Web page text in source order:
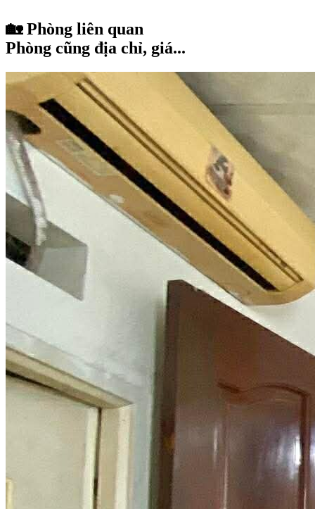
🏡 Phòng liên quan
Phòng cũng địa chỉ, giá...